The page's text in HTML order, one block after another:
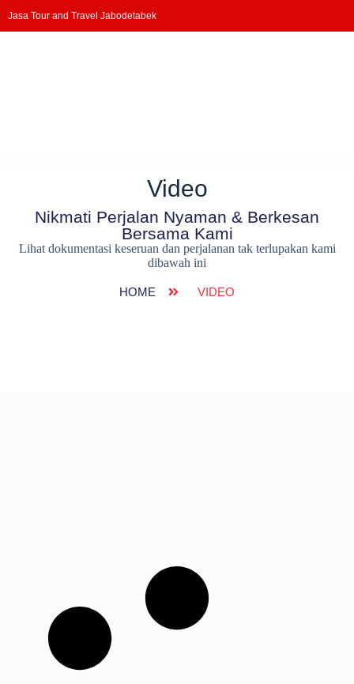
Jasa Tour and Travel Jabodetabek
Video
Nikmati Perjalan Nyaman & Berkesan
Bersama Kami
Lihat dokumentasi keseruan dan perjalanan tak terlupakan kami
dibawah ini
HOME VIDEO